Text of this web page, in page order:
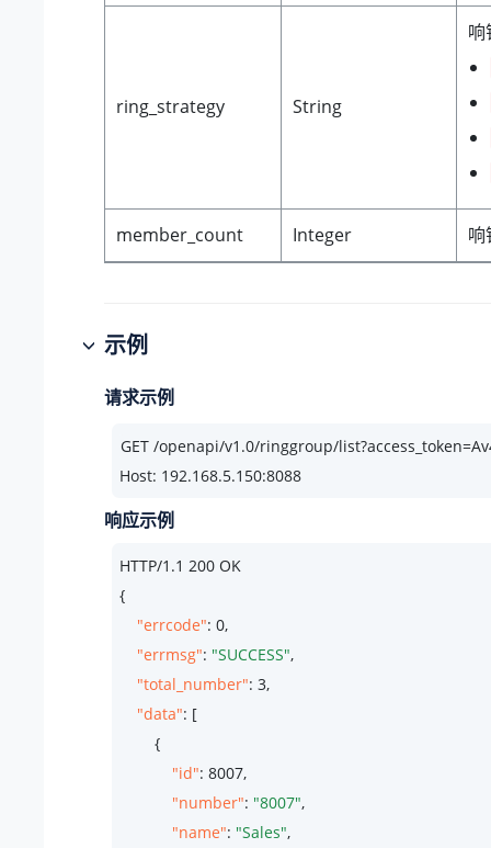
ring_strategy String
响
member_count Integer 响
示例
请求示例
Host: 192.168.5.150:8088
响应示例
HTTP/1.1 200 OK
{
"errcode": 0,
"errmsg": "SUCCESS",
"total_number": 3,
"data": [
        {
"id": 8007,
"number": "8007",
"name": "Sales",